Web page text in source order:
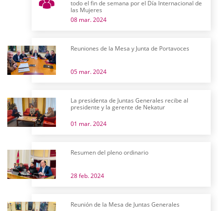
todo el fin de semana por el Día Internacional de
las Mujeres
08 mar. 2024
Reuniones de la Mesa y Junta de Portavoces
05 mar. 2024
La presidenta de Juntas Generales recibe al
presidente y la gerente de Nekatur
01 mar. 2024
Resumen del pleno ordinario
28 feb. 2024
Reunión de la Mesa de Juntas Generales